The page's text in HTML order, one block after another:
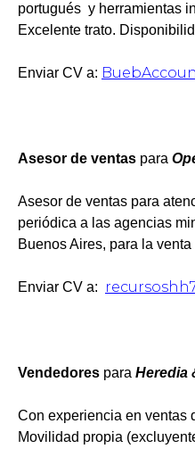
portugués y herramientas
Excelente trato.
Enviar CV a:
Asesor de ventas para
Asesor de ventas para
periódica a las agencias
Buenos Aires, para la
Enviar CV a:
Vendedores para Heredia
Con experiencia en ventas
Movilidad propia